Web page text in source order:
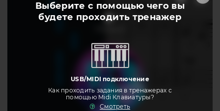
Выберите с помощью чего вы
будете проходить тренажер
USB/MIDI подключение
Как проходить задания в тренажерах с
помощью Midi Клавиатуры?
Смотреть